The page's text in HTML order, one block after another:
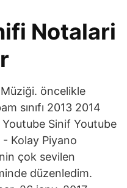
Notalari
Müziği. öncelikle
sınıfı 2013 2014
Sinif Youtube
- Kolay Piyano
çok sevilen
düzenledim.